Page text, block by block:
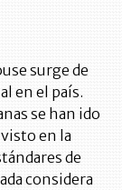
surge de
en el país.
se han ido
en la
de
considera